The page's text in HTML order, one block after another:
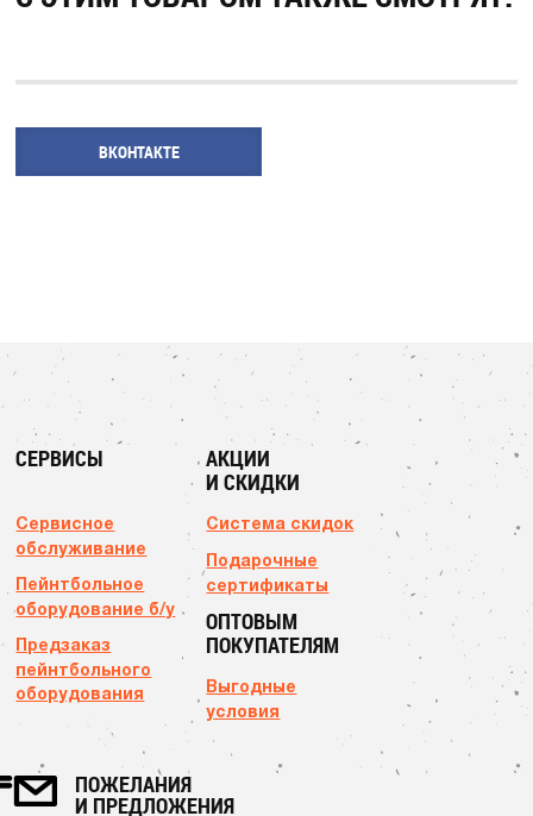
ВКОНТАКТЕ
СЕРВИСЫ
Сервисное
обслуживание
Пейнтбольное
оборудование б/у
Предзаказ
пейнтбольного
оборудования
АКЦИИ
И СКИДКИ
Система скидок
Подарочные
сертификаты
ОПТОВЫМ
ПОКУПАТЕЛЯМ
Выгодные
условия
ПОЖЕЛАНИЯ
И ПРЕДЛОЖЕНИЯ